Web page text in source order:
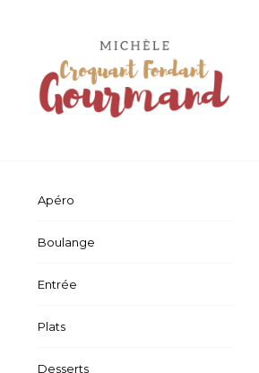
Apéro
Boulange
Entrée
Plats
Desserts